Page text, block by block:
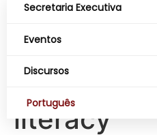
Secretaria Executiva
Eventos
Discursos
Português
Etiqueta:
the digital
literacy